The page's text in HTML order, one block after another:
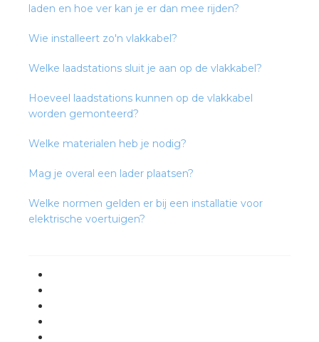
laden en hoe ver kan je er dan mee rijden?
Wie installeert zo'n vlakkabel?
Welke laadstations sluit je aan op de vlakkabel?
Hoeveel laadstations kunnen op de vlakkabel
worden gemonteerd?
Welke materialen heb je nodig?
Mag je overal een lader plaatsen?
Welke normen gelden er bij een installatie voor
elektrische voertuigen?
groothandels